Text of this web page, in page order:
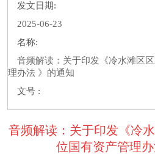
发文日期:
2025-06-23
名称:
音频解读：关于印发《冷水滩区
理办法 》的通知
文号 :
音频解读：关于印发《冷
位国有资产管理